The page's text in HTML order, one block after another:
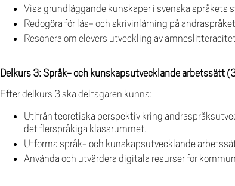
Visa grundläggande kunskaper i svenska
Redogöra för läs- och skrivinlärning på
Resonera om elevers utveckling av
Delkurs 3: Språk- och kunskapsutvecklande arbetssätt
Efter delkurs 3 ska deltagaren kunna:
Utifrån teoretiska perspektiv kring
det flerspråkiga klassrummet.
Utforma språk- och kunskapsutvecklande
Använda och utvärdera digitala resurser för